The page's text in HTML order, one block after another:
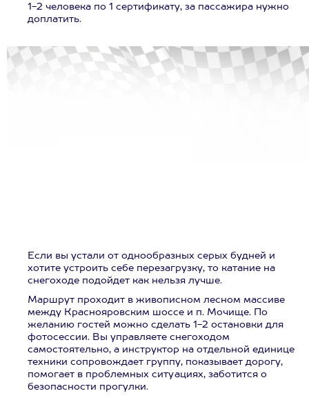
1-2 человека по 1 сертификату, за пассажира нужно
доплатить.
Если вы устали от однообразных серых будней и
хотите устроить себе перезагрузку, то катание на
снегоходе подойдет как нельзя лучше.
Маршрут проходит в живописном лесном массиве
между Краснояровским шоссе и п. Мочище. По
желанию гостей можно сделать 1-2 остановки для
фотосессии. Вы управляете снегоходом
самостоятельно, а инструктор на отдельной единице
техники сопровождает группу, показывает дорогу,
помогает в проблемных ситуациях, заботится о
безопасности прогулки.